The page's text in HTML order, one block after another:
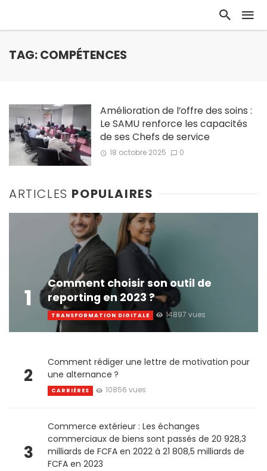
TAG: COMPÉTENCES
Amélioration de l’offre des soins :
Le SAMU renforce les capacités
de ses Chefs de service
18 octobre 2025 0
ARTICLES POPULAIRES
1
Comment choisir son outil de
reporting en 2023 ?
TRANSFORMATION DIGITALE 14897 vues
2
Comment rédiger une lettre de motivation pour
une alternance ?
CARRIÈRES 10856 vues
3
Commerce extérieur : Les échanges
commerciaux de biens sont passés de 20 928,3
milliards de FCFA en 2022 à 21 808,5 milliards de
FCFA en 2023